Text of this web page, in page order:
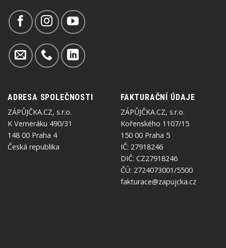
ADRESA SPOLEČNOSTI
ZÁPŮJČKA.CZ, s.r.o.
K Verneráku 490/31
148 00 Praha 4
Česká republika
FAKTURAČNÍ ÚDAJE
ZÁPŮJČKA.CZ, s.r.o.
Kořenského 1107/15
150 00 Praha 5
IČ: 27918246
DIČ: CZ27918246
ČÚ: 2724073001/5500
fakturace@zapujcka.cz